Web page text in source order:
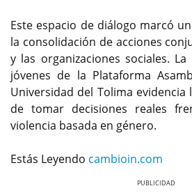
Este espacio de diálogo marcó
la consolidación de acciones
y las organizaciones sociales.
jóvenes de la Plataforma
Universidad del Tolima evidencia
de tomar decisiones reales
violencia basada en género.
Estás Leyendo cambioin.com